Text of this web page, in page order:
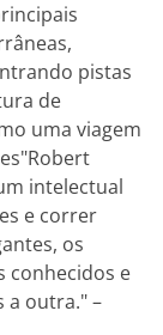
pistas
de
uma viagem
intelectual
e correr
os
conhecidos e
a outra." –